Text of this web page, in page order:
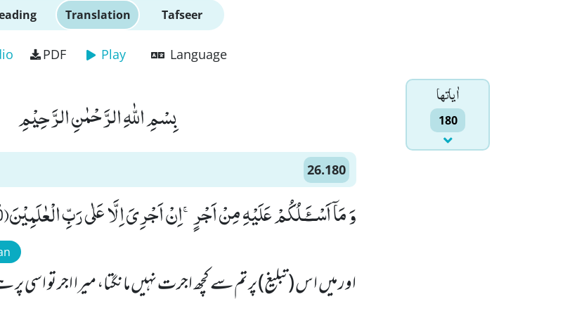
Translation Tafseer
PDF Play Language
اٰياتها
180 بِسْمِ اللّٰهِ الرَّحْمٰنِ الرَّحِیْمِ
26.180
وَ مَاۤ اَسْــٴَـلُكُمْ عَلَیْهِ مِنْ اَجْرٍۚ-اِنْ اَجْرِیَ اِلَّا عَلٰى رَبِّ الْعٰلَمِیْنَﭤ(180)
اور میں اس (تبلیغ) پر تم سے کچھ اجرت نہیں مانگتا، میرا اجر تو